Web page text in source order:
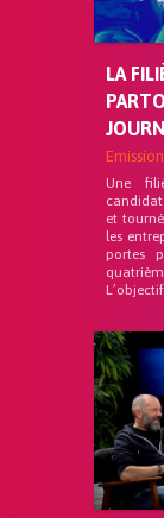
LA
Une
et
les
portes